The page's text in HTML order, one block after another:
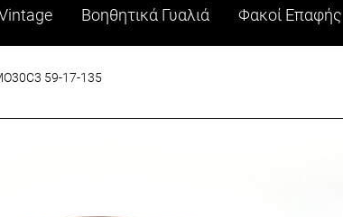
Βοηθητικά Γυαλιά Φακοί Επαφής
59-17-135